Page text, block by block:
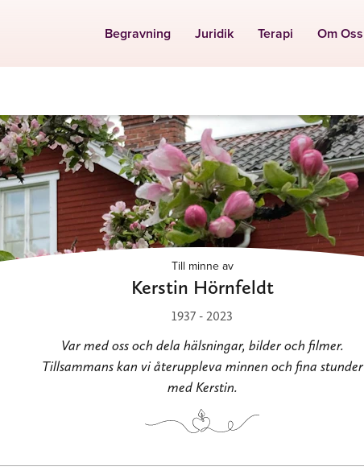
Begravning Juridik Terapi Om Oss
Till minne av
Kerstin Hörnfeldt
1937 - 2023
Var med oss och dela hälsningar, bilder och filmer.
Tillsammans kan vi återuppleva minnen och fina stunder
med Kerstin.